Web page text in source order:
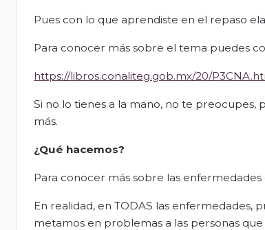
Pues con lo que aprendiste en el repaso
Para conocer más sobre el tema puedes
https://libros.conaliteg.gob.mx/20/
Si no lo tienes a la mano, no te
más.
¿Qué hacemos?
Para conocer más sobre las
En realidad, en TODAS las
metamos en problemas a las personas